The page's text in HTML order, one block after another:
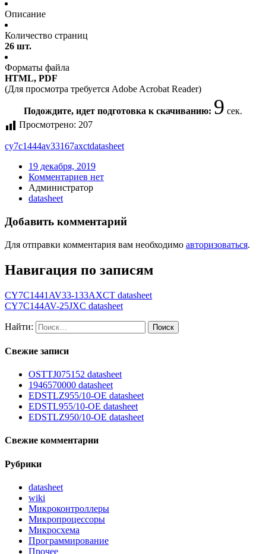
Описание
Количество страниц
26 шт.
Форматы файла
HTML, PDF
(Для просмотра требуется Adobe Acrobat Reader)
Подождите, идет подготовка к скачиванию: 9 сек.
Просмотрено: 207
cy7c1444av33167axctdatasheet
19 декабря, 2019
Комментариев нет
Администратор
datasheet
Добавить комментарий
Для отправки комментария вам необходимо авторизоваться.
Навигация по записям
CY7C1441AV33-133AXCT datasheet
CY7C144AV-25JXC datasheet
Найти:
Свежие записи
OSTTJ075152 datasheet
1946570000 datasheet
EDSTLZ955/10-OE datasheet
EDSTL955/10-OE datasheet
EDSTLZ950/10-OE datasheet
Свежие комментарии
Рубрики
datasheet
wiki
Микроконтроллеры
Микропроцессоры
Микросхема
Программирование
Прочее